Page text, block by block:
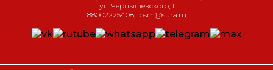
ул. Чернышевского, 1
88002225408, bsm@sura.ru